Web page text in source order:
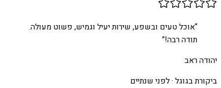
“אוכל טעים ובשפע, שירות יעיל וגמיש, פשוט מעולה.
תודה רבה!”
יהודה ראב
ביקורת בגוגל ·לפני שנתיים